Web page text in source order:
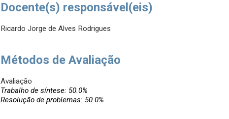
Docente(s) responsável(eis)
Ricardo Jorge de Alves Rodrigues
Métodos de Avaliação
Avaliação
Trabalho de síntese: 50.0%
Resolução de problemas: 50.0%